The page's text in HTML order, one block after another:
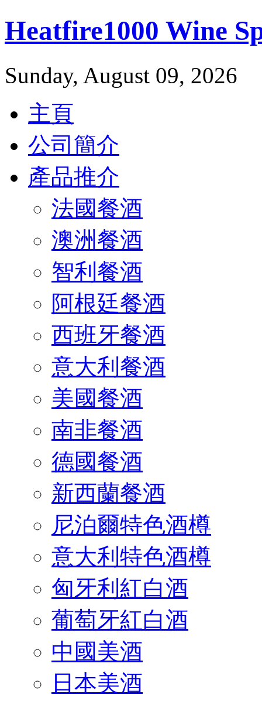
Heatfire1000 Wine
Sunday, August 09, 2026
主頁
公司簡介
產品推介
法國餐酒
澳洲餐酒
智利餐酒
阿根廷餐酒
西班牙餐酒
意大利餐酒
美國餐酒
南非餐酒
德國餐酒
新西蘭餐酒
尼泊爾特色酒樽
意大利特色酒樽
匈牙利紅白酒
葡萄牙紅白酒
中國美酒
日本美酒